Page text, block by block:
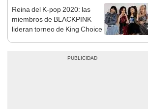
Reina del K-pop 2020: las
miembros de BLACKPINK
lideran torneo de King Choice